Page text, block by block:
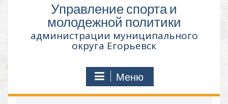
Управление спорта и
молодежной политики
администрации муниципального
округа Егорьевск
Меню